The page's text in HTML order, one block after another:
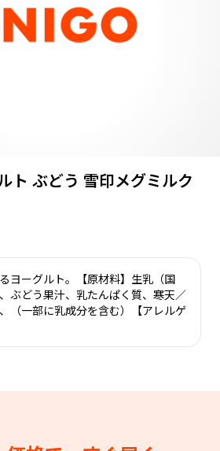
ト ぶどう 雪印メグミルク
ヨーグルト。【原材料】生乳（国
ぶどう果汁、乳たんぱく質、寒天／
（一部に乳成分を含む）【アレルゲ